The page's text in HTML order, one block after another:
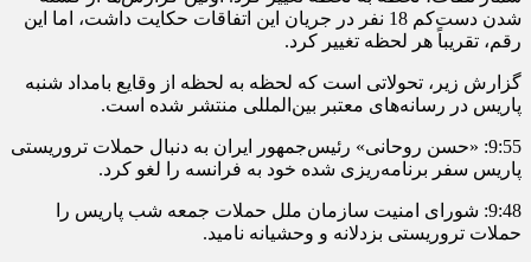
شدن دست‌کم 18 نفر در جریان این اتفاقات حکایت داشت، اما این
رقم، تقریباً هر لحظه تغییر کرد.
گزارش زیر، تحولاتی است که لحظه به لحظه از وقایع بامداد شنبه
پاریس در رسانه‌های معتبر بین‌المللی منتشر شده است.
9:55: «حسن روحانی» رئیس‌جمهور ایران به دنبال حملات تروریستی
پاریس سفر برنامه‌ریزی شده خود به فرانسه را لغو کرد.
9:48: شورای امنیت سازمان ملل حملات جمعه شب پاریس را
حملات تروریستی بزدلانه و وحشیانه نامید.